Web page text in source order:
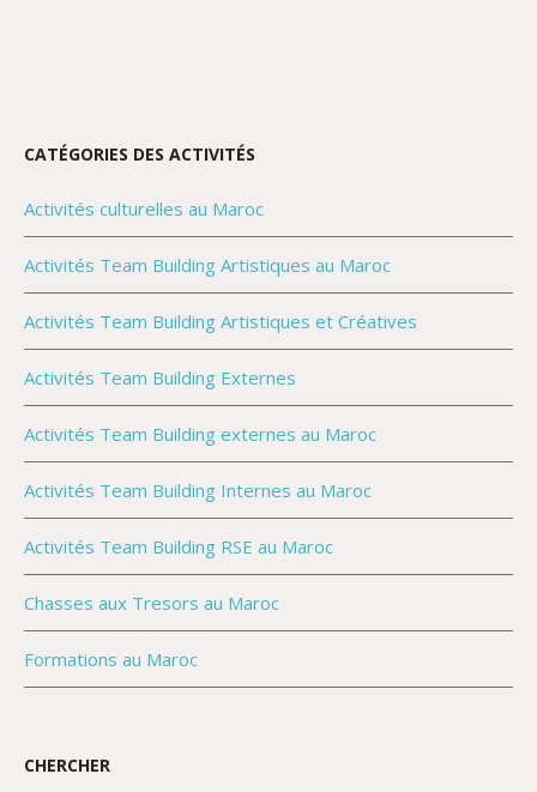
CATÉGORIES DES ACTIVITÉS
Activités culturelles au Maroc
Activités Team Building Artistiques au Maroc
Activités Team Building Artistiques et Créatives
Activités Team Building Externes
Activités Team Building externes au Maroc
Activités Team Building Internes au Maroc
Activités Team Building RSE au Maroc
Chasses aux Tresors au Maroc
Formations au Maroc
CHERCHER